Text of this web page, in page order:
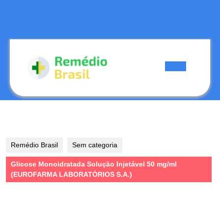
Remédio Brasil Sem categoria
Glicose Monoidratada Solução Injetável 50 mg/ml
(EUROFARMA LABORATÓRIOS S.A.)